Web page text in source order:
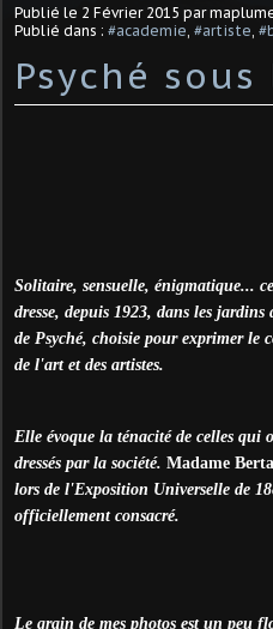
Publié le 2 Février 2015 par
Publié dans : #academie #artiste
Psyché
Solitaire, sensuelle, énigmatique...
dresse, depuis 1923, dans les
de Psyché, choisie pour exprimer le
de l'art et des artistes.
Elle évoque la ténacité de celles qui
dressés par la société. Madame
lors de l'Exposition Universelle de
officiellement consacré.
Le grain de mes photos est un peu